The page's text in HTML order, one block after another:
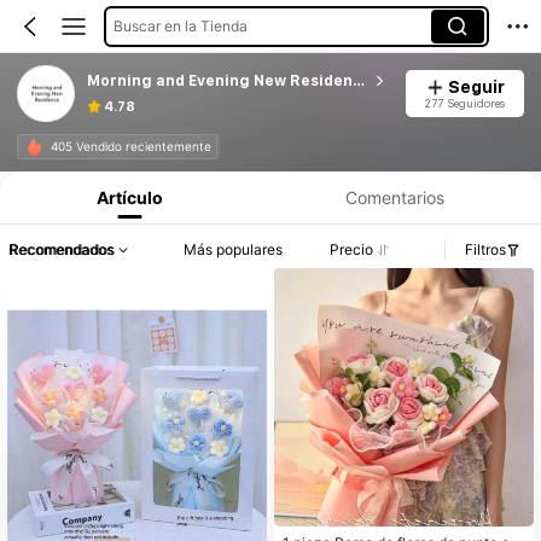
Buscar en la Tienda
Morning and Evening New Residence
4.78
Seguir
277 Seguidores
405 Vendido recientemente
Artículo Comentarios
Recomendados Más populares Precio Filtros